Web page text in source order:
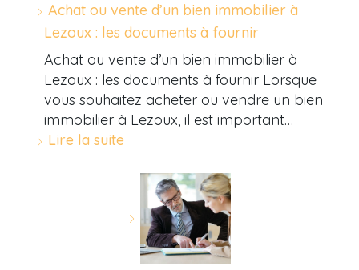
Achat ou vente d’un bien immobilier à
Lezoux : les documents à fournir
Achat ou vente d’un bien immobilier à
Lezoux : les documents à fournir Lorsque
vous souhaitez acheter ou vendre un bien
immobilier à Lezoux, il est important…
Lire la suite